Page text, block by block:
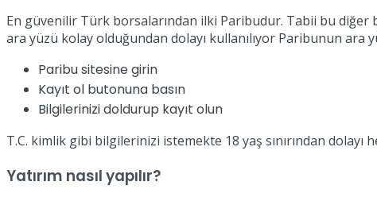
En güvenilir Türk borsalarından ilki Paribudur. Tabii bu
ara yüzü kolay olduğundan dolayı kullanılıyor Paribunun ara
Paribu sitesine girin
Kayıt ol butonuna basın
Bilgilerinizi doldurup kayıt olun
T.C. kimlik gibi bilgilerinizi istemekte 18 yaş sınırından
Yatırım nasıl yapılır?